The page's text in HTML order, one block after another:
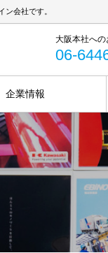
会社です。
06-
企業情報